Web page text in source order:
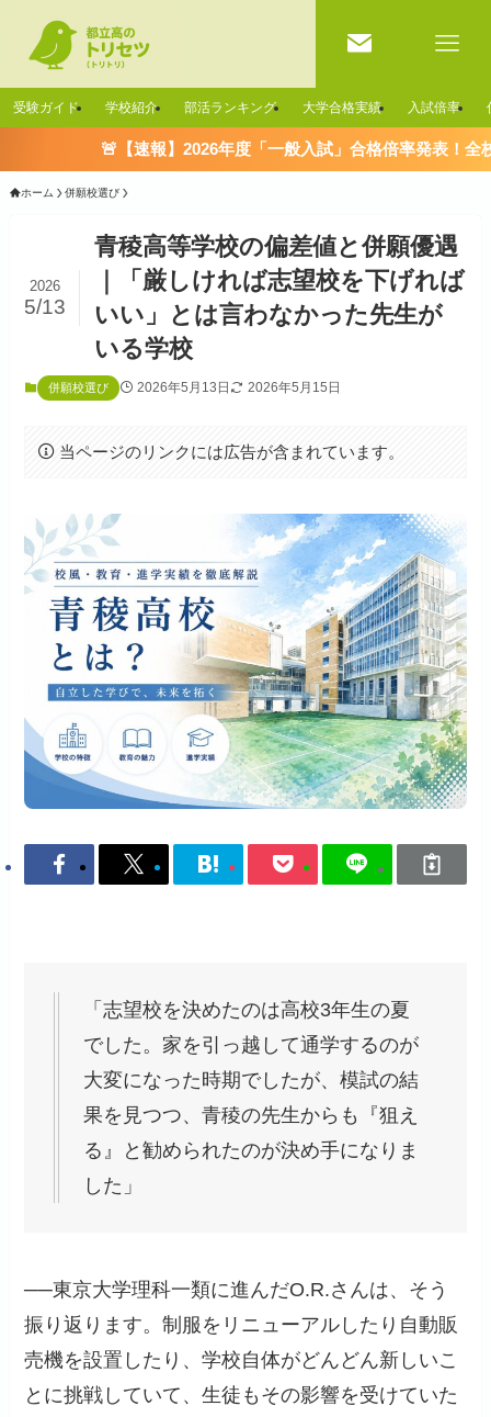
受験ガイド 学校紹介 部活ランキング 大学合格実績 入試倍率
【速報】2026年度「一般入試」合格倍率発表！全校一覧はこち
ホーム 併願校選び
青稜高等学校の偏差値と併願優遇
｜「厳しければ志望校を下げれば
いい」とは言わなかった先生が
いる学校
2026
5/13
併願校選び 2026年5月13日 2026年5月15日
当ページのリンクには広告が含まれています。
「志望校を決めたのは高校3年生の夏
でした。家を引っ越して通学するのが
大変になった時期でしたが、模試の結
果を見つつ、青稜の先生からも『狙え
る』と勧められたのが決め手になりま
した」
──東京大学理科一類に進んだO.R.さんは、そう
振り返ります。制服をリニューアルしたり自動販
売機を設置したり、学校自体がどんどん新しいこ
とに挑戦していて、生徒もその影響を受けていた